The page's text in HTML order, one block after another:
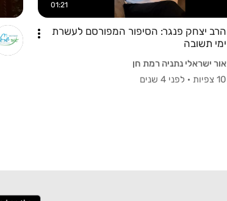
01:21
הרב יצחק פנגר: הסיפור המפורסם לעשרת
ימי תשובה
אור ישראלי נתניה רמת חן
10 צפיות
· לפני 4 שנים